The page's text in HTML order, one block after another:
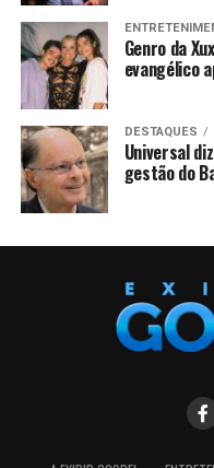
Genro da
evangélico
DESTAQUES
Universal
gestão do